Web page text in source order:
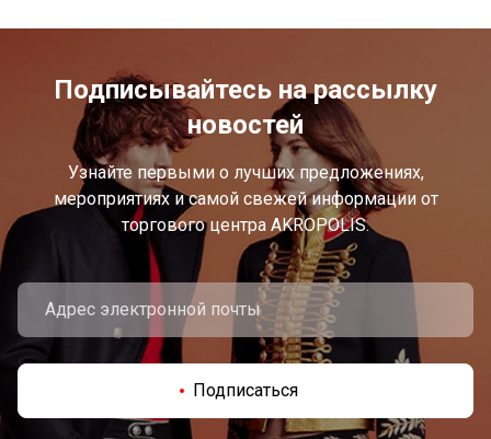
Подписывайтесь на рассылку
новостей
Узнайте первыми о лучших предложениях,
мероприятиях и самой свежей информации от
торгового центра AKROPOLIS.
Подписаться